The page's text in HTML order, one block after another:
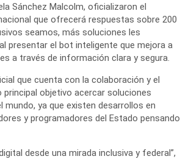
Sánchez Malcolm, oficializaron el
que ofrecerá respuestas sobre 200
seamos, más soluciones les
presentar el bot inteligente que mejora a
a través de información clara y segura.
que cuenta con la colaboración y el
objetivo acercar soluciones
mundo, ya que existen desarrollos en
y programadores del Estado pensando
desde una mirada inclusiva y federal”,